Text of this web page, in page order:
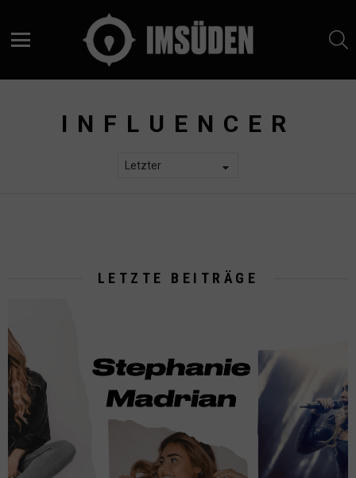
INFLUENCER
LETZTE BEITRÄGE